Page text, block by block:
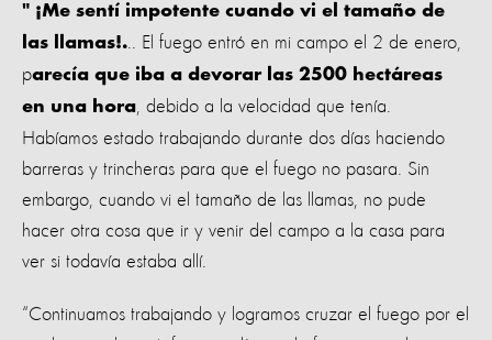
" ¡Me sentí impotente cuando vi el tamaño de
las llamas!. .. El fuego entró en mi campo el 2 de enero,
parecía que iba a devorar las 2500 hectáreas
en una hora , debido a la velocidad que tenía.
Habíamos estado trabajando durante dos días haciendo
barreras y trincheras para que el fuego no pasara. Sin
embargo, cuando vi el tamaño de las llamas, no pude
hacer otra cosa que ir y venir del campo a la casa para
ver si todavía estaba allí.
“Continuamos trabajando y logramos cruzar el fuego por el